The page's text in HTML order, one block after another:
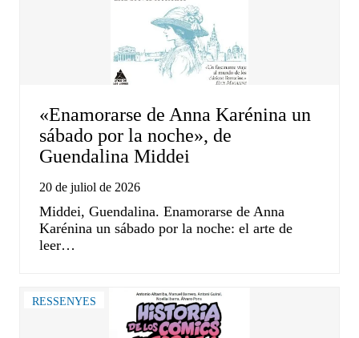
«Enamorarse de Anna Karénina un
sábado por la noche», de
Guendalina Middei
20 de juliol de 2026
Middei, Guendalina. Enamorarse de Anna
Karénina un sábado por la noche: el arte de
leer…
RESSENYES